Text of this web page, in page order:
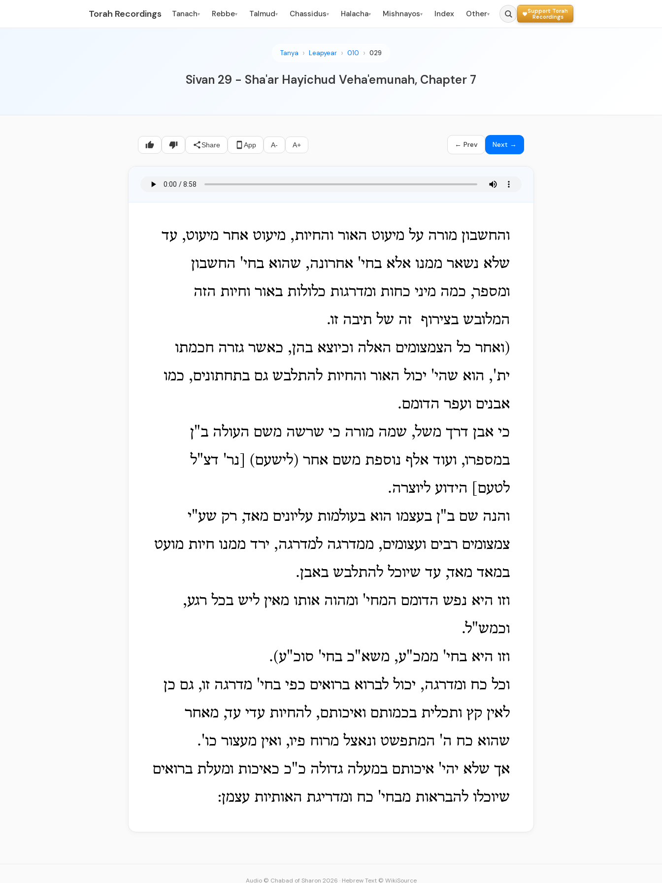
Torah Recordings Tanach▾ Rebbe▾ Talmud▾ Chassidus▾ Halacha▾ Mishnayos▾ Index Other▾
Support Torah
Recordings
Tanya Leapyear 010 029
Sivan 29 - Sha'ar Hayichud Veha'emunah, Chapter 7
Share App A- A+ ← Prev Next →
והחשבון מורה על מיעוט האור והחיות, מיעוט אחר מיעוט, עד
שלא נשאר ממנו אלא בחי' אחרונה, שהוא בחי' החשבון
ומספר, כמה מיני כחות ומדרגות כלולות באור וחיות הזה
המלובש בצירוף זה של תיבה זו.
(ואחר כל הצמצומים האלה וכיוצא בהן, כאשר גזרה חכמתו
ית', הוא שהי' יכול האור והחיות להתלבש גם בתחתונים, כמו
אבנים ועפר הדומם.
כי אבן דרך משל, שמה מורה כי שרשה משם העולה ב"ן
במספרו, ועוד אלף נוספת משם אחר (לישעם) [נר' דצ"ל
לטעם] הידוע ליוצרה.
והנה שם ב"ן בעצמו הוא בעולמות עליונים מאד, רק שע"י
צמצומים רבים ועצומים, ממדרגה למדרגה, ירד ממנו חיות מועט
במאד מאד, עד שיוכל להתלבש באבן.
וזו היא נפש הדומם המחי' ומהוה אותו מאין ליש בכל רגע,
וכמש"ל.
וזו היא בחי' ממכ"ע, משא"כ בחי' סוכ"ע).
וכל כח ומדרגה, יכול לברוא ברואים כפי בחי' מדרגה זו, גם כן
לאין קץ ותכלית בכמותם ואיכותם, להחיות עדי עד, מאחר
שהוא כח ה' המתפשט ונאצל מרוח פיו, ואין מעצור כו'.
אך שלא יהי' איכותם במעלה גדולה כ"כ כאיכות ומעלת ברואים
שיוכלו להבראות מבחי' כח ומדריגת האותיות עצמן:
Audio © Chabad of Sharon 2026 · Hebrew Text © WikiSource